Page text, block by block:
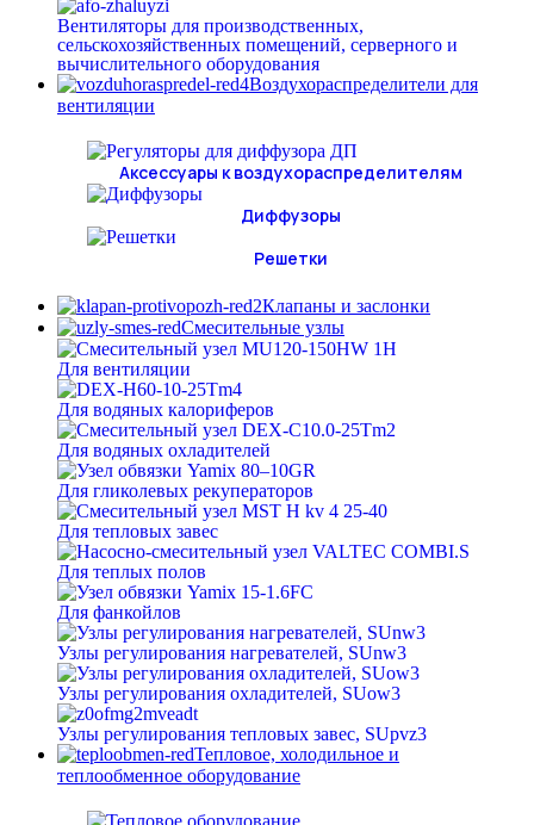
Вентиляторы для производственных,
сельскохозяйственных помещений, серверного и
вычислительного оборудования
Воздухораспределители для
вентиляции
Аксессуары к воздухораспределителям
Диффузоры
Решетки
Клапаны и заслонки
Смесительные узлы
Для вентиляции
Для водяных калориферов
Для водяных охладителей
Для гликолевых рекуператоров
Для тепловых завес
Для теплых полов
Для фанкойлов
Узлы регулирования нагревателей, SUnw3
Узлы регулирования охладителей, SUow3
Узлы регулирования тепловых завес, SUpvz3
Тепловое, холодильное и
теплообменное оборудование